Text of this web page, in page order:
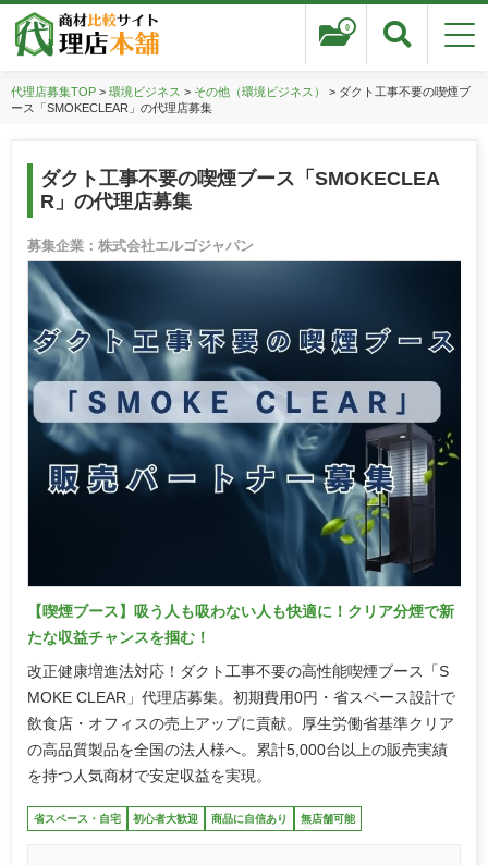
0
代理店募集TOP> 環境ビジネス > その他（環境ビジネス）
> ダクト工事不要の喫煙ブ
ース「SMOKECLEAR」の代理店募集
ダクト工事不要の喫煙ブース「SMOKECLEA
R」の代理店募集
募集企業：株式会社エルゴジャパン
【喫煙ブース】吸う人も吸わない人も快適に！クリア分煙で新
たな収益チャンスを掴む！
改正健康増進法対応！ダクト工事不要の高性能喫煙ブース「S
MOKE CLEAR」代理店募集。初期費用0円・省スペース設計で
飲食店・オフィスの売上アップに貢献。厚生労働省基準クリア
の高品質製品を全国の法人様へ。累計5,000台以上の販売実績
を持つ人気商材で安定収益を実現。
省スペース・自宅 初心者大歓迎 商品に自信あり 無店舗可能